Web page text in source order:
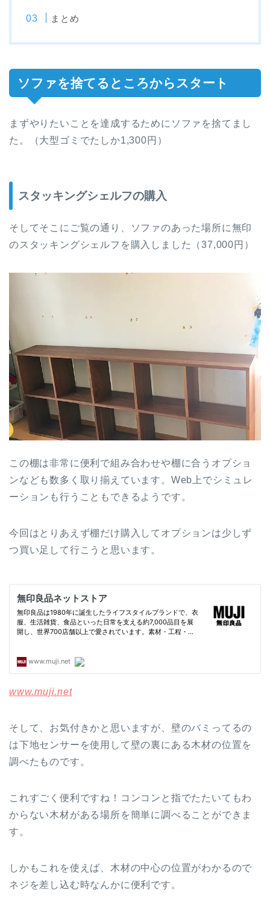
まとめ
ソファを捨てるところからスタート
まずやりたいことを達成するためにソファを捨てまし
た。（大型ゴミでたしか1,300円）
スタッキングシェルフの購入
そしてそこにご覧の通り、ソファのあった場所に無印
のスタッキングシェルフを購入しました（37,000円）
この棚は非常に便利で組み合わせや棚に合うオプショ
ンなども数多く取り揃えています。Web上でシミュレ
ーションも行うこともできるようです。
今回はとりあえず棚だけ購入してオプションは少しず
つ買い足して行こうと思います。
www.muji.net
そして、お気付きかと思いますが、壁のバミってるの
は下地センサーを使用して壁の裏にある木材の位置を
調べたものです。
これすごく便利ですね！コンコンと指でたたいてもわ
からない木材がある場所を簡単に調べることができま
す。
しかもこれを使えば、木材の中心の位置がわかるので
ネジを差し込む時なんかに便利です。